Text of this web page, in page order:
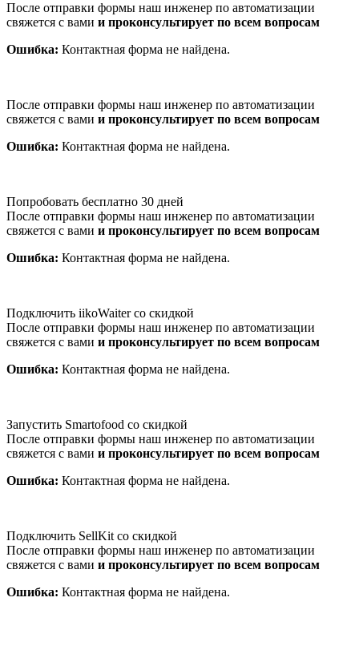
После отправки формы наш инженер по автоматизации
свяжется с вами и проконсультирует по всем вопросам
Ошибка: Контактная форма не найдена.
После отправки формы наш инженер по автоматизации
свяжется с вами и проконсультирует по всем вопросам
Ошибка: Контактная форма не найдена.
Попробовать бесплатно 30 дней
После отправки формы наш инженер по автоматизации
свяжется с вами и проконсультирует по всем вопросам
Ошибка: Контактная форма не найдена.
Подключить iikoWaiter со скидкой
После отправки формы наш инженер по автоматизации
свяжется с вами и проконсультирует по всем вопросам
Ошибка: Контактная форма не найдена.
Запустить Smartofood со скидкой
После отправки формы наш инженер по автоматизации
свяжется с вами и проконсультирует по всем вопросам
Ошибка: Контактная форма не найдена.
Подключить SellKit со скидкой
После отправки формы наш инженер по автоматизации
свяжется с вами и проконсультирует по всем вопросам
Ошибка: Контактная форма не найдена.